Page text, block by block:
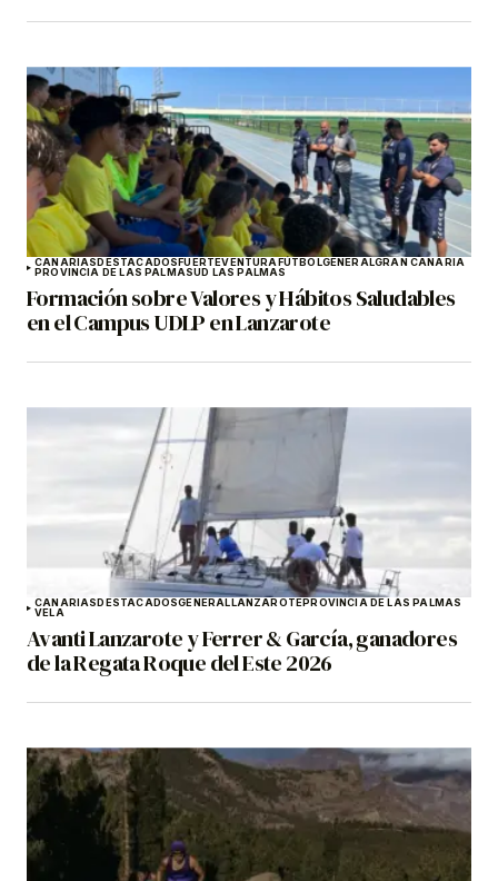
CANARIASDESTACADOSFUERTEVENTURAFÚTBOLGENERALGRAN CANARIA
PROVINCIA DE LAS PALMASUD LAS PALMAS
Formación sobre Valores y Hábitos Saludables
en el Campus UDLP en Lanzarote
CANARIASDESTACADOSGENERALLANZAROTEPROVINCIA DE LAS PALMAS
VELA
Avanti Lanzarote y Ferrer & García, ganadores
de la Regata Roque del Este 2026